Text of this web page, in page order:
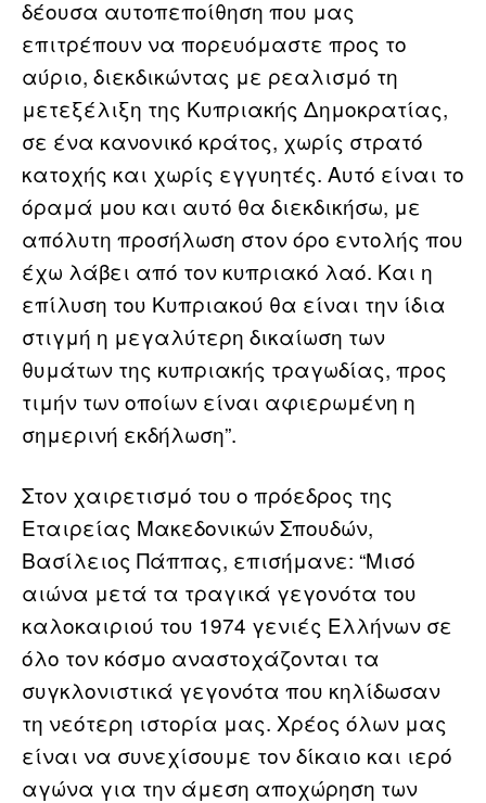
δέουσα αυτοπεποίθηση που μας
επιτρέπουν να πορευόμαστε προς το
αύριο, διεκδικώντας με ρεαλισμό τη
μετεξέλιξη της Κυπριακής Δημοκρατίας,
σε ένα κανονικό κράτος, χωρίς στρατό
κατοχής και χωρίς εγγυητές. Αυτό είναι το
όραμά μου και αυτό θα διεκδικήσω, με
απόλυτη προσήλωση στον όρο εντολής που
έχω λάβει από τον κυπριακό λαό. Και η
επίλυση του Κυπριακού θα είναι την ίδια
στιγμή η μεγαλύτερη δικαίωση των
θυμάτων της κυπριακής τραγωδίας, προς
τιμήν των οποίων είναι αφιερωμένη η
σημερινή εκδήλωση”.
Στον χαιρετισμό του ο πρόεδρος της
Εταιρείας Μακεδονικών Σπουδών,
Βασίλειος Πάππας, επισήμανε: “Μισό
αιώνα μετά τα τραγικά γεγονότα του
καλοκαιριού του 1974 γενιές Ελλήνων σε
όλο τον κόσμο αναστοχάζονται τα
συγκλονιστικά γεγονότα που κηλίδωσαν
τη νεότερη ιστορία μας. Χρέος όλων μας
είναι να συνεχίσουμε τον δίκαιο και ιερό
αγώνα για την άμεση αποχώρηση των